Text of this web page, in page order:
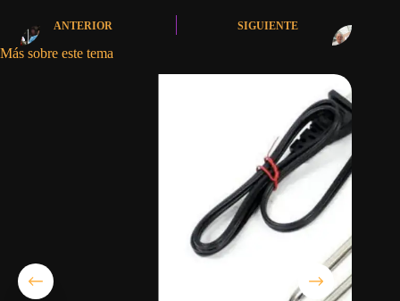
ANTERIOR SIGUIENTE
Más sobre este tema